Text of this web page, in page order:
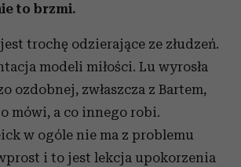
to brzmi.
trochę odzierające ze złudzeń.
modeli miłości. Lu wyrosła
ozdobnej, zwłaszcza z Bartem,
mówi, a co innego robi.
w ogóle nie ma z problemu
i to jest lekcja upokorzenia